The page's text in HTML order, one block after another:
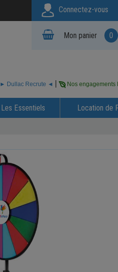
Connectez-vous
Mon panier 0
► Dullac Recrute ◄ Nos engagements
Les Essentiels Location de